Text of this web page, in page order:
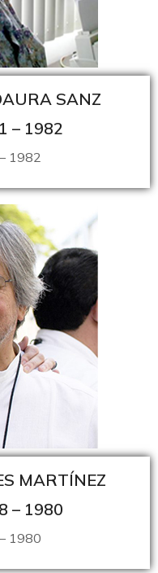
SANZ
– 1982
1982
MARTÍNEZ
– 1980
1980